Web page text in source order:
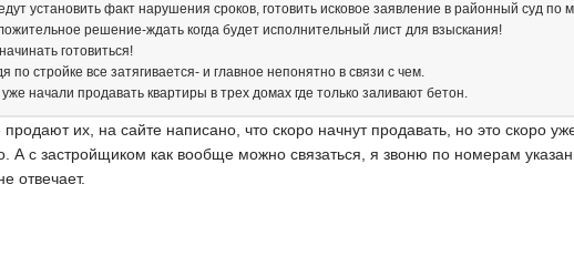
установить факт нарушения сроков, готовить исковое заявление в районный суд по
решение-ждать когда будет исполнительный лист для взыскания!
готовиться!
по стройке все затягивается- и главное непонятно в связи с чем.
начали продавать квартиры в трех домах где только заливают бетон.
их, на сайте написано, что скоро начнут продавать, но это скоро
А с застройщиком как вообще можно связаться, я звоню по номерам
отвечает.